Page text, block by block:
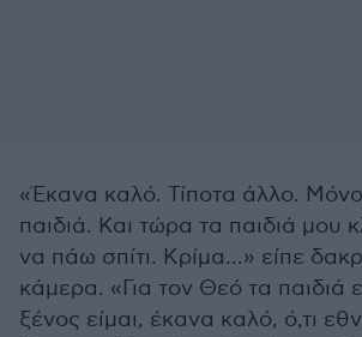
«Έκανα καλό. Τίποτα άλλο.
παιδιά. Και τώρα τα παιδιά μου
να πάω σπίτι. Κρίμα...» είπε
κάμερα. «Για τον Θεό τα παιδιά
ξένος είμαι, έκανα καλό, ό,τι